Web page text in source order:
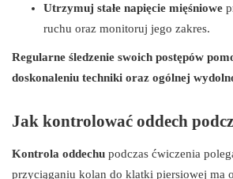
Utrzymuj stałe napięcie mięśniowe
ruchu oraz monitoruj jego zakres.
Regularne śledzenie swoich postępów
doskonaleniu techniki oraz ogólnej
Jak kontrolować oddech
Kontrola oddechu podczas ćwiczenia
przyciąganiu kolan do klatki piersiowej ma